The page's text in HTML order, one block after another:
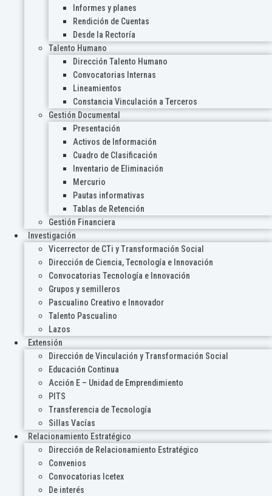
Informes y planes
Rendición de Cuentas
Desde la Rectoría
Talento Humano
Dirección Talento Humano
Convocatorias Internas
Lineamientos
Constancia Vinculación a Terceros
Gestión Documental
Presentación
Activos de Información
Cuadro de Clasificación
Inventario de Eliminación
Mercurio
Pautas informativas
Tablas de Retención
Gestión Financiera
Investigación
Vicerrector de CTi y Transformación Social
Dirección de Ciencia, Tecnología e Innovación
Convocatorias Tecnología e Innovación
Grupos y semilleros
Pascualino Creativo e Innovador
Talento Pascualino
Lazos
Extensión
Dirección de Vinculación y Transformación Social
Educación Continua
Acción E – Unidad de Emprendimiento
PITS
Transferencia de Tecnología
Sillas Vacías
Relacionamiento Estratégico
Dirección de Relacionamiento Estratégico
Convenios
Convocatorias Icetex
De interés